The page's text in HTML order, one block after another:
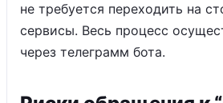
не требуется переходить на
сервисы. Весь процесс
через телеграмм бота.